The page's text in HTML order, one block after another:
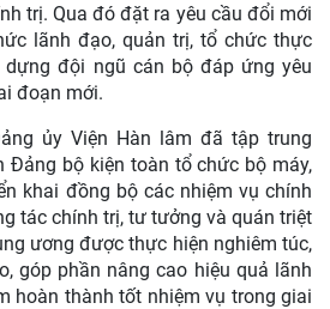
trị. Qua đó đặt ra yêu cầu đổi mới
lãnh đạo, quản trị, tổ chức thực
dựng đội ngũ cán bộ đáp ứng yêu
đoạn mới.
ủy Viện Hàn lâm đã tập trung
Đảng bộ kiện toàn tổ chức bộ máy,
khai đồng bộ các nhiệm vụ chính
tác chính trị, tư tưởng và quán triệt
ương được thực hiện nghiêm túc,
góp phần nâng cao hiệu quả lãnh
hoàn thành tốt nhiệm vụ trong giai